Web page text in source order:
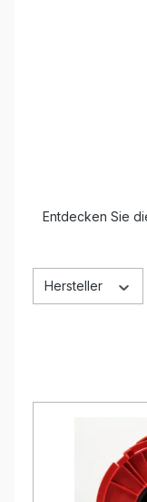
Entdecken Sie
Hersteller